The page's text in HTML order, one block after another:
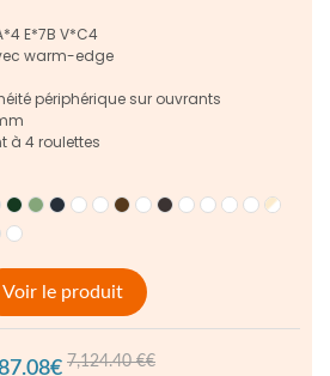
E*7B V*C4
warm-edge
périphérique sur ouvrants
à 4 roulettes
Voir le produit
7,124.40 €€